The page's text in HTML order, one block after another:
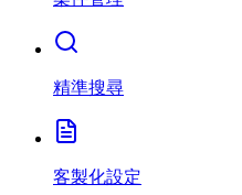
精準搜尋
客製化設定